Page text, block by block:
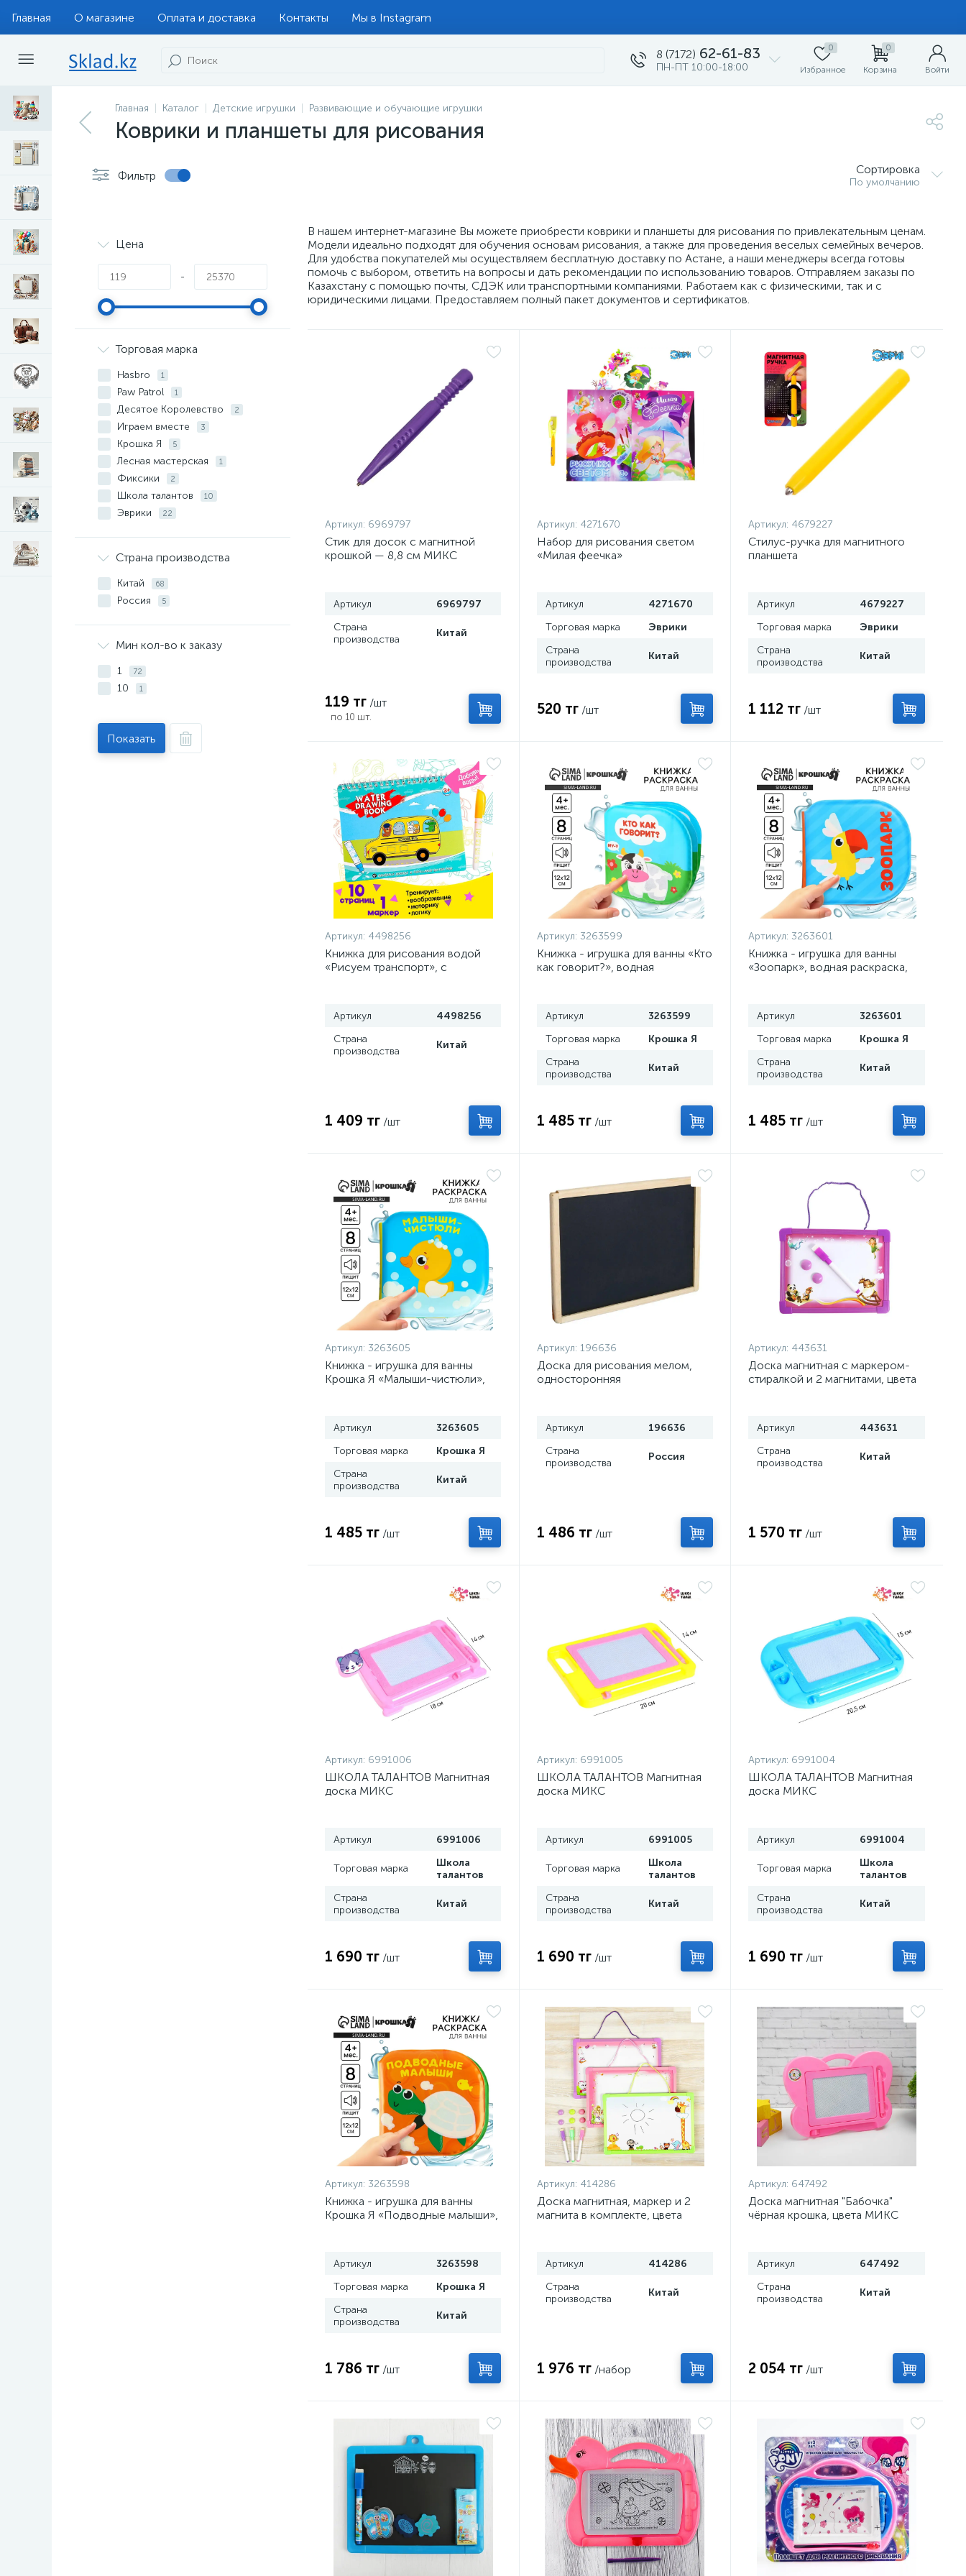
Главная О магазине Оплата и доставка Контакты Мы в Instagram
8 (7172) 62-61-83
ПН-ПТ 10:00-18:00
0
Избранное
0
Корзина Войти
Главная Каталог Детские игрушки Развивающие и обучающие игрушки
Коврики и планшеты для рисования
Фильтр Сортировка
По умолчанию
Цена
-
Торговая марка
Hasbro 1
Paw Patrol 1
Десятое Королевство 2
Играем вместе 3
Крошка Я 5
Лесная мастерская 1
Фиксики 2
Школа талантов 10
Эврики 22
Страна производства
Китай 68
Россия 5
Мин кол-во к заказу
1 72
10 1
Показать
В нашем интернет-магазине Вы можете приобрести коврики и планшеты для рисования по привлекательным ценам.
Модели идеально подходят для обучения основам рисования, а также для проведения веселых семейных вечеров.
Для удобства покупателей мы осуществляем бесплатную доставку по Астане, а наши менеджеры всегда готовы
помочь с выбором, ответить на вопросы и дать рекомендации по использованию товаров. Отправляем заказы по
Казахстану с помощью почты, СДЭК или транспортными компаниями. Работаем как с физическими, так и с
юридическими лицами. Предоставляем полный пакет документов и сертификатов.
Артикул: 6969797
Стик для досок с магнитной
крошкой — 8,8 см МИКС
Артикул
6969797
Страна
производства
Китай
119 тг /шт
по 10 шт.
Артикул: 4271670
Набор для рисования светом
«Милая феечка»
Артикул
4271670
Торговая марка
Эврики
Страна
производства
Китай
520 тг /шт
Артикул: 4679227
Стилус-ручка для магнитного
планшета
Артикул
4679227
Торговая марка
Эврики
Страна
производства
Китай
1 112 тг /шт
Артикул: 4498256
Книжка для рисования водой
«Рисуем транспорт», с
Артикул
4498256
Страна
производства
Китай
1 409 тг /шт
Артикул: 3263599
Книжка - игрушка для ванны «Кто
как говорит?», водная
Артикул
3263599
Торговая марка
Крошка Я
Страна
производства
Китай
1 485 тг /шт
Артикул: 3263601
Книжка - игрушка для ванны
«Зоопарк», водная раскраска,
Артикул
3263601
Торговая марка
Крошка Я
Страна
производства
Китай
1 485 тг /шт
Артикул: 3263605
Книжка - игрушка для ванны
Крошка Я «Малыши-чистюли»,
Артикул
3263605
Торговая марка
Крошка Я
Страна
производства
Китай
1 485 тг /шт
Артикул: 196636
Доска для рисования мелом,
односторонняя
Артикул
196636
Страна
производства
Россия
1 486 тг /шт
Артикул: 443631
Доска магнитная с маркером-
стиралкой и 2 магнитами, цвета
Артикул
443631
Страна
производства
Китай
1 570 тг /шт
Артикул: 6991006
ШКОЛА ТАЛАНТОВ Магнитная
доска МИКС
Артикул 6991006
Торговая марка
Школа
талантов
Страна
производства
Китай
1 690 тг /шт
Артикул: 6991005
ШКОЛА ТАЛАНТОВ Магнитная
доска МИКС
Артикул 6991005
Торговая марка
Школа
талантов
Страна
производства
Китай
1 690 тг /шт
Артикул: 6991004
ШКОЛА ТАЛАНТОВ Магнитная
доска МИКС
Артикул 6991004
Торговая марка
Школа
талантов
Страна
производства
Китай
1 690 тг /шт
Артикул: 3263598
Книжка - игрушка для ванны
Крошка Я «Подводные малыши»,
Артикул
3263598
Торговая марка
Крошка Я
Страна
производства
Китай
1 786 тг /шт
Артикул: 414286
Доска магнитная, маркер и 2
магнита в комплекте, цвета
Артикул
414286
Страна
производства
Китай
1 976 тг /набор
Артикул: 647492
Доска магнитная "Бабочка"
чёрная крошка, цвета МИКС
Артикул
647492
Страна
производства
Китай
2 054 тг /шт